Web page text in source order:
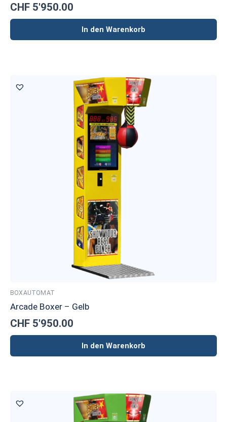
CHF 5'950.00
In den Warenkorb
BOXAUTOMAT
Arcade Boxer – Gelb
CHF 5'950.00
In den Warenkorb